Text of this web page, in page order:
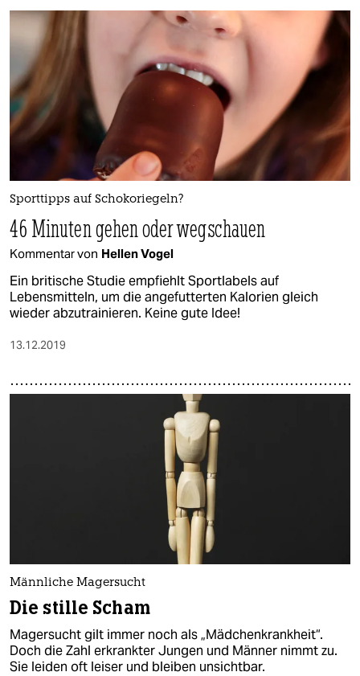
Sporttipps auf Schokoriegeln?
46 Minuten gehen oder wegschauen
Kommentar von Hellen Vogel
Ein britische Studie empfiehlt Sportlabels auf
Lebensmitteln, um die angefutterten Kalorien gleich
wieder abzutrainieren. Keine gute Idee!
13.12.2019
Männliche Magersucht
Die stille Scham
Magersucht gilt immer noch als „Mädchenkrankheit“.
Doch die Zahl erkrankter Jungen und Männer nimmt zu.
Sie leiden oft leiser und bleiben unsichtbar.